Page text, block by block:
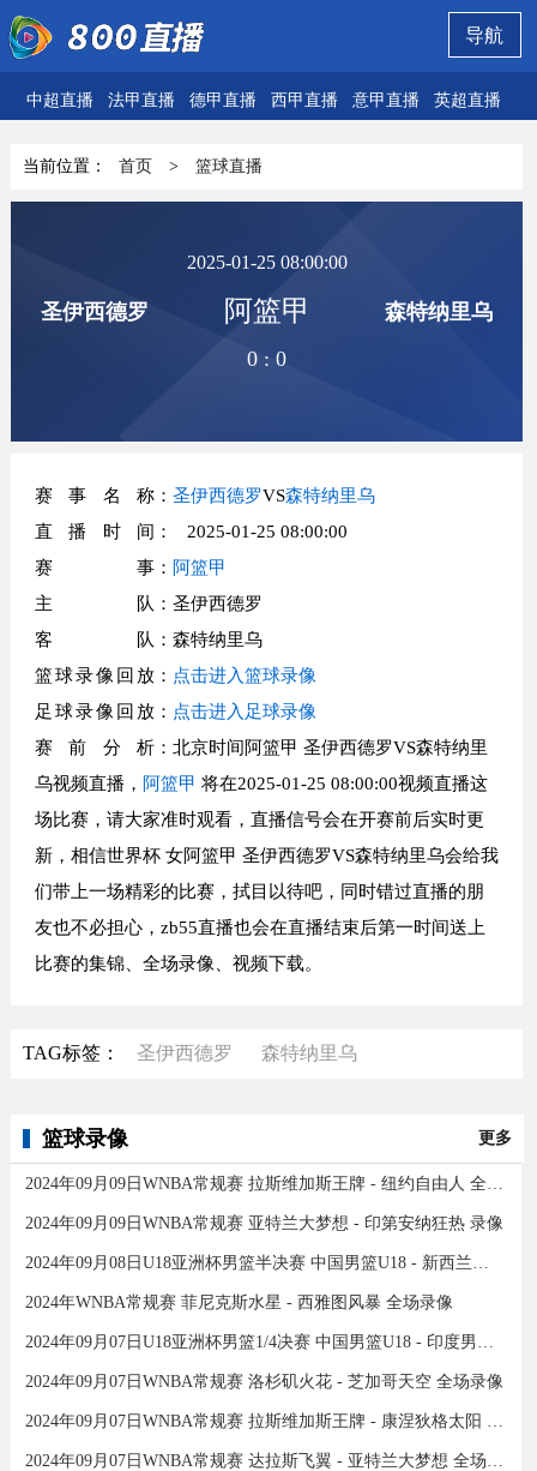
导航
中超直播 法甲直播 德甲直播 西甲直播 意甲直播 英超直播
当前位置： 首页 > 篮球直播
圣伊西德罗
2025-01-25 08:00:00
阿篮甲
0 :0
森特纳里乌
赛事名称： 圣伊西德罗VS森特纳里乌
直播时间 ： 2025-01-25 08:00:00
赛事： 阿篮甲
主队 ：圣伊西德罗
客队 ：森特纳里乌
篮球录像回放： 点击进入篮球录像
足球录像回放： 点击进入足球录像
赛前分析：北京时间阿篮甲 圣伊西德罗VS森特纳里
乌视频直播， 阿篮甲 将在2025-01-25 08:00:00视频直播这
场比赛，请大家准时观看，直播信号会在开赛前后实时更
新，相信世界杯 女阿篮甲 圣伊西德罗VS森特纳里乌会给我
们带上一场精彩的比赛，拭目以待吧，同时错过直播的朋
友也不必担心，zb55直播也会在直播结束后第一时间送上
比赛的集锦、全场录像、视频下载。
TAG标签： 圣伊西德罗 森特纳里乌
篮球录像 更多
2024年09月09日WNBA常规赛 拉斯维加斯王牌 - 纽约自由人 全场录像
2024年09月09日WNBA常规赛 亚特兰大梦想 - 印第安纳狂热 录像
2024年09月08日U18亚洲杯男篮半决赛 中国男篮U18 - 新西兰男篮U18 录像
2024年WNBA常规赛 菲尼克斯水星 - 西雅图风暴 全场录像
2024年09月07日U18亚洲杯男篮1/4决赛 中国男篮U18 - 印度男篮U18 录像
2024年09月07日WNBA常规赛 洛杉矶火花 - 芝加哥天空 全场录像
2024年09月07日WNBA常规赛 拉斯维加斯王牌 - 康涅狄格太阳 全场录像
2024年09月07日WNBA常规赛 达拉斯飞翼 - 亚特兰大梦想 全场录像